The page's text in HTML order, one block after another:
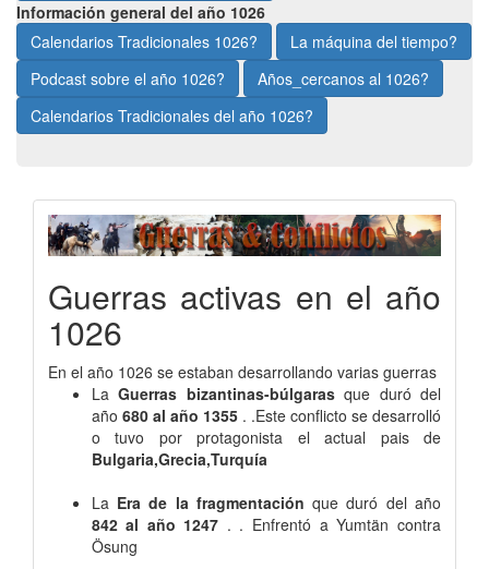
Información general del año 1026
Calendarios Tradicionales 1026?
La máquina del tiempo?
Podcast sobre el año 1026?
Años_cercanos al 1026?
Calendarios Tradicionales del año 1026?
Guerras activas en el año
1026
En el año 1026 se estaban desarrollando varias guerras
La Guerras bizantinas-búlgaras que duró del
año 680 al año 1355 . .Este conflicto se desarrolló
o tuvo por protagonista el actual pais de
Bulgaria,Grecia,Turquía
La Era de la fragmentación que duró del año
842 al año 1247 . . Enfrentó a Yumtän contra
Ösung